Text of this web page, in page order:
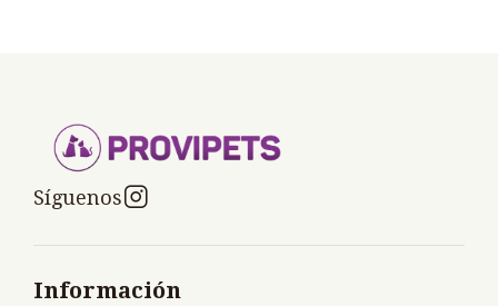
Síguenos
Información